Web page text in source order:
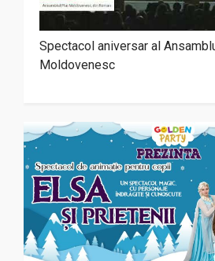
Spectacol aniversar al
Moldovenesc